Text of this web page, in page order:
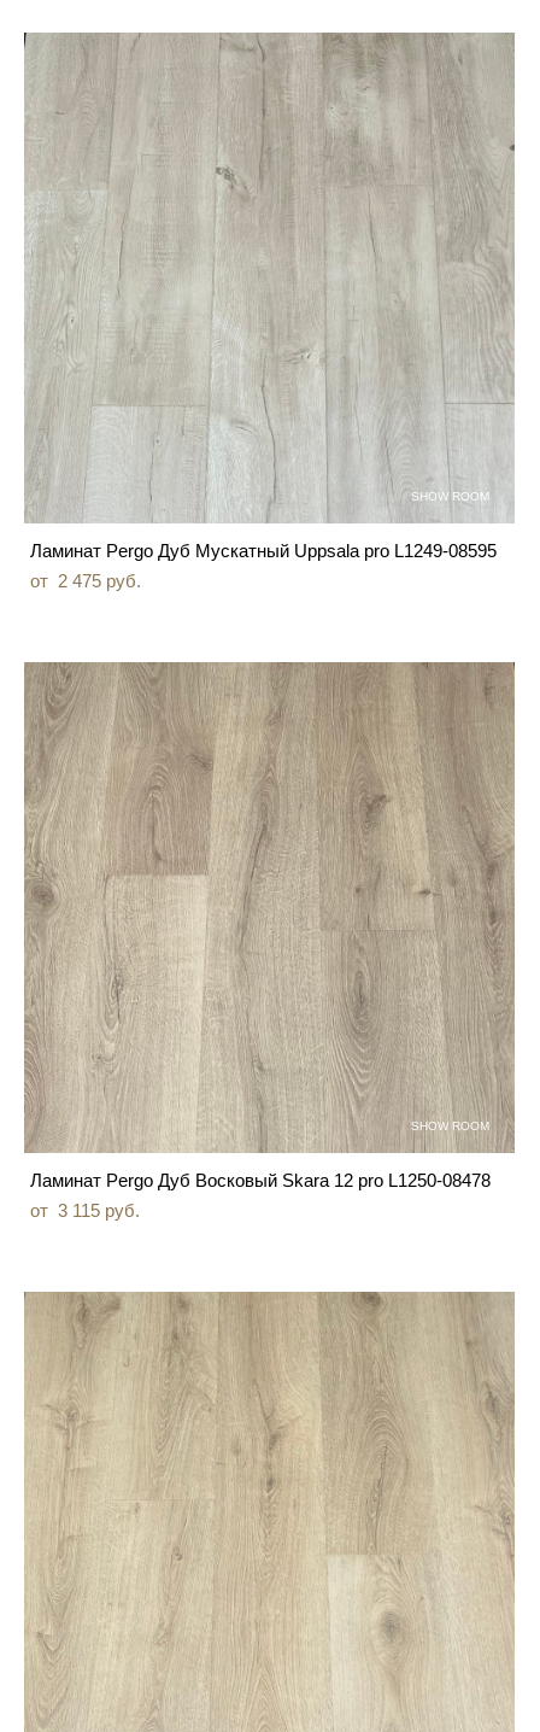
SHOW ROOM
Ламинат Pergo Дуб Мускатный Uppsala pro L1249-08595
от 2 475 pуб.
SHOW ROOM
Ламинат Pergo Дуб Восковый Skara 12 pro L1250-08478
от 3 115 pуб.